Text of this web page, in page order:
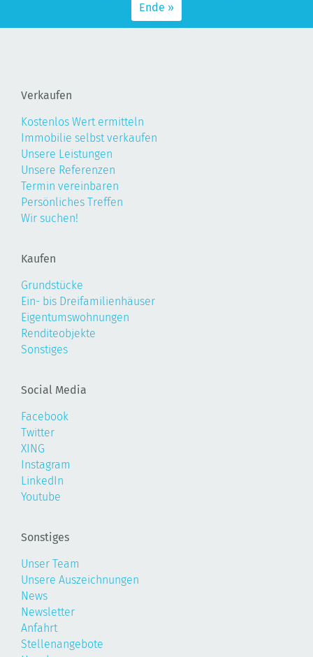
Ende »
Verkaufen
Kostenlos Wert ermitteln
Immobilie selbst verkaufen
Unsere Leistungen
Unsere Referenzen
Termin vereinbaren
Persönliches Treffen
Wir suchen!
Kaufen
Grundstücke
Ein- bis Dreifamilienhäuser
Eigentumswohnungen
Renditeobjekte
Sonstiges
Social Media
Facebook
Twitter
XING
Instagram
LinkedIn
Youtube
Sonstiges
Unser Team
Unsere Auszeichnungen
News
Newsletter
Anfahrt
Stellenangebote